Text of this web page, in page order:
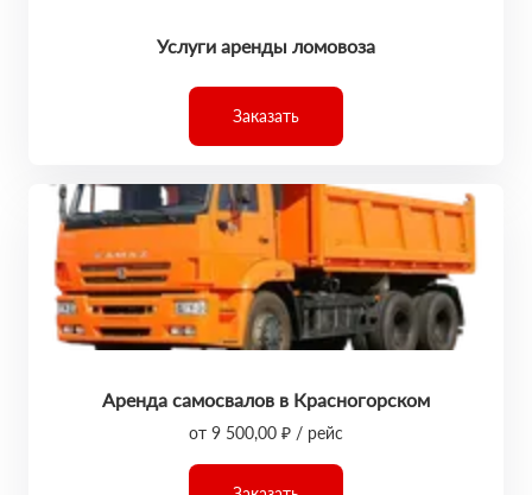
Услуги аренды ломовоза
Заказать
Аренда самосвалов в Красногорском
от 9 500,00 ₽ / рейс